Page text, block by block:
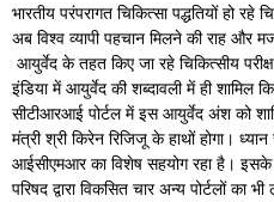
भारतीय परंपरागत चिकित्सा पद्धतियों हो
अब विश्व व्यापी पहचान मिलने की राह और
आयुर्वेद के तहत किए जा रहे चिकित्सीय
इंडिया में आयुर्वेद की शब्दावली में ही शामिल
सीटीआरआई पोर्टल में इस आयुर्वेद अंश को
मंत्री श्री किरेन रिजिजू के हाथों होगा।
आईसीएमआर का विशेष सहयोग रहा है। इसके
परिषद द्वारा विकसित चार अन्य पोर्टलों का